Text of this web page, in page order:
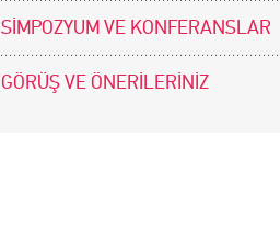
SİMPOZYUM VE KONFERANSLAR
GÖRÜŞ VE ÖNERİLERİNİZ